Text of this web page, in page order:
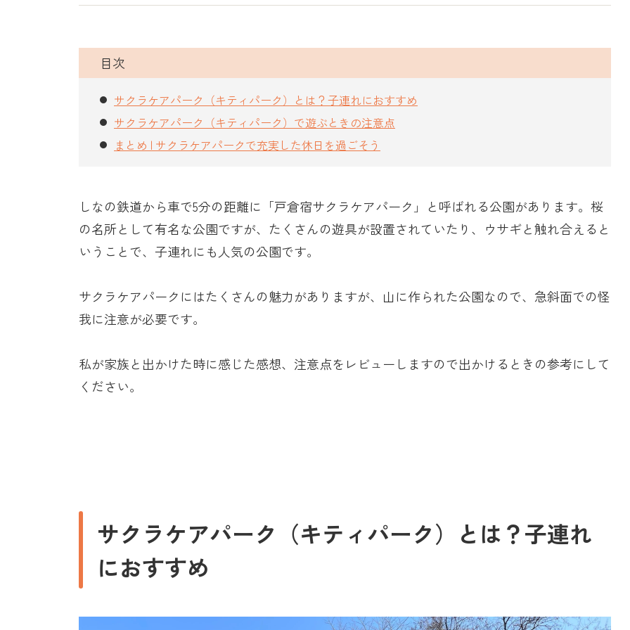
目次
サクラケアパーク（キティパーク）とは？子連れにおすすめ
サクラケアパーク（キティパーク）で遊ぶときの注意点
まとめ | サクラケアパークで充実した休日を過ごそう
しなの鉄道から車で5分の距離に「戸倉宿サクラケアパーク」と呼ばれる公園があります。桜
の名所として有名な公園ですが、たくさんの遊具が設置されていたり、ウサギと触れ合えると
いうことで、子連れにも人気の公園です。
サクラケアパークにはたくさんの魅力がありますが、山に作られた公園なので、急斜面での怪
我に注意が必要です。
私が家族と出かけた時に感じた感想、注意点をレビューしますので出かけるときの参考にして
ください。
サクラケアパーク（キティパーク）とは？子連れ
におすすめ